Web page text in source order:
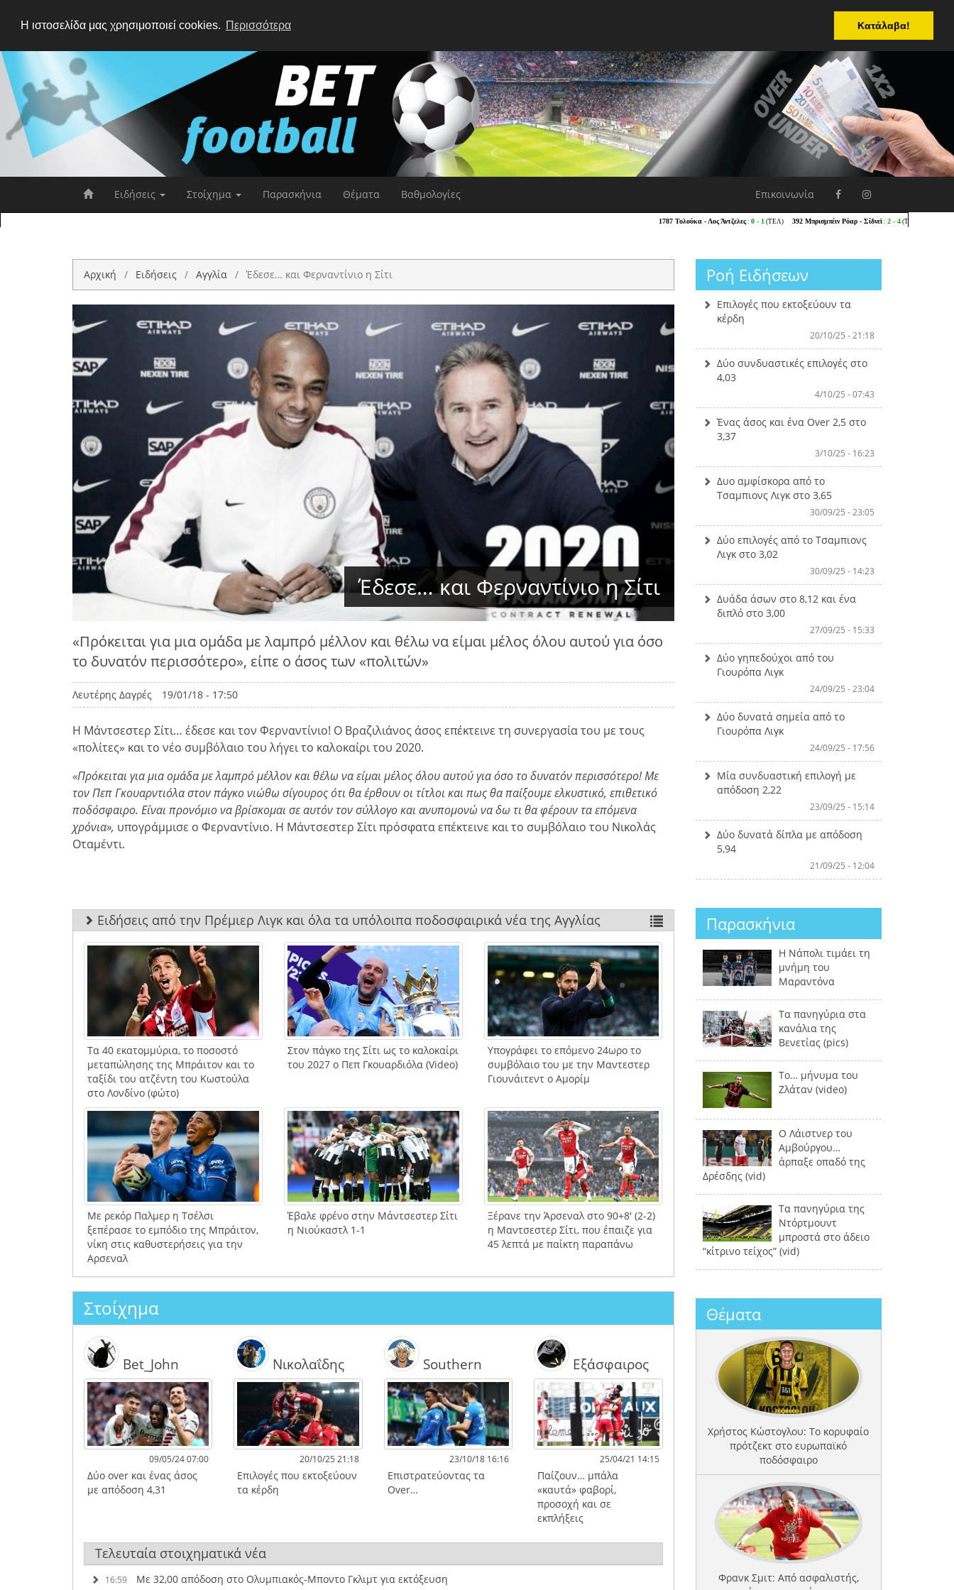
Η ιστοσελίδα μας χρησιμοποιεί cookies. Περισσότερα Κατάλαβα!
Ειδήσεις Στοίχημα Παρασκήνια Θέματα Βαθμολογίες Επικοινωνία
Αρχική Ειδήσεις Αγγλία Έδεσε… και Φερναντίνιο η Σίτι
Έδεσε… και Φερναντίνιο η Σίτι
«Πρόκειται για μια ομάδα με λαμπρό μέλλον και θέλω να είμαι μέλος όλου αυτού για όσο
το δυνατόν περισσότερο», είπε ο άσος των «πολιτών»
Λευτέρης Δαγρές 19/01/18 - 17:50
Η Μάντσεστερ Σίτι… έδεσε και τον Φερναντίνιο! Ο Βραζιλιάνος άσος επέκτεινε τη συνεργασία του με τους
«πολίτες» και το νέο συμβόλαιο του λήγει το καλοκαίρι του 2020.
«Πρόκειται για μια ομάδα με λαμπρό μέλλον και θέλω να είμαι μέλος όλου αυτού για όσο το δυνατόν περισσότερο! Με
τον Πεπ Γκουαρντιόλα στον πάγκο νιώθω σίγουρος ότι θα έρθουν οι τίτλοι και πως θα παίξουμε ελκυστικό, επιθετικό
ποδόσφαιρο. Είναι προνόμιο να βρίσκομαι σε αυτόν τον σύλλογο και ανυπομονώ να δω τι θα φέρουν τα επόμενα
χρόνια», υπογράμμισε ο Φερναντίνιο. Η Μάντσεστερ Σίτι πρόσφατα επέκτεινε και το συμβόλαιο του Νικολάς
Οταμέντι.
Ειδήσεις από την Πρέμιερ Λιγκ και όλα τα υπόλοιπα ποδοσφαιρικά νέα της Αγγλίας
Τα 40 εκατομμύρια, το ποσοστό
μεταπώλησης της Μπράιτον και το
ταξίδι του ατζέντη του Κωστούλα
στο Λονδίνο (φώτο)
Στον πάγκο της Σίτι ως το καλοκαίρι
του 2027 ο Πεπ Γκουαρδιόλα (Video)
Υπογράφει το επόμενο 24ωρο το
συμβόλαιο του με την Μαντεστερ
Γιουνάιτεντ ο Αμορίμ
Με ρεκόρ Παλμερ η Τσέλσι
ξεπέρασε το εμπόδιο της Μπράιτον,
νίκη στις καθυστερήσεις για την
Αρσεναλ
Έβαλε φρένο στην Μάντσεστερ Σίτι
η Νιούκαστλ 1-1
Ξέρανε την Άρσεναλ στο 90+8′ (2-2)
η Μαντσεστερ Σίτι, που έπαιζε για
45 λεπτά με παίκτη παραπάνω
Στοίχημα
Bet_John
09/05/24 07:00
Δύο over και ένας άσος
με απόδοση 4,31
Νικολαΐδης
20/10/25 21:18
Επιλογές που εκτοξεύουν
τα κέρδη
Southern
23/10/18 16:16
Επιστρατεύοντας τα
Over…
Εξάσφαιρος
25/04/21 14:15
Παίζουν… μπάλα
«καυτά» φαβορί,
προσοχή και σε
εκπλήξεις
Τελευταία στοιχηματικά νέα
16:59 Με 32,00 απόδοση στο Ολυμπιακός-Μποντο Γκλιμτ για εκτόξευση
Ροή Ειδήσεων
Επιλογές που εκτοξεύουν τα
κέρδη
20/10/25 - 21:18
Δύο συνδυαστικές επιλογές στο
4,03
4/10/25 - 07:43
Ένας άσος και ένα Over 2,5 στο
3,37
3/10/25 - 16:23
Δυο αμφίσκορα από το
Τσαμπιονς Λιγκ στο 3,65
30/09/25 - 23:05
Δύο επιλογές από το Τσαμπιονς
Λιγκ στο 3,02
30/09/25 - 14:23
Δυάδα άσων στο 8,12 και ένα
διπλό στο 3,00
27/09/25 - 15:33
Δύο γηπεδούχοι από του
Γιουρόπα Λιγκ
24/09/25 - 23:04
Δύο δυνατά σημεία από το
Γιουρόπα Λιγκ
24/09/25 - 17:56
Μία συνδυαστική επιλογή με
απόδοση 2,22
23/09/25 - 15:14
Δύο δυνατά δίπλα με απόδοση
5,94
21/09/25 - 12:04
Παρασκήνια
Η Νάπολι τιμάει τη
μνήμη του
Μαραντόνα
Τα πανηγύρια στα
κανάλια της
Βενετίας (pics)
Το… μήνυμα του
Ζλάταν (video)
Ο Λάιστνερ του
Αμβούργου…
άρπαξε οπαδό της
Δρέσδης (vid)
Τα πανηγύρια της
Ντόρτμουντ
μπροστά στο άδειο
“κίτρινο τείχος” (vid)
Θέματα
Χρήστος Κώστογλου: Το κορυφαίο
πρότζεκτ στο ευρωπαϊκό
ποδόσφαιρο
Φρανκ Σμιτ: Από ασφαλιστής,